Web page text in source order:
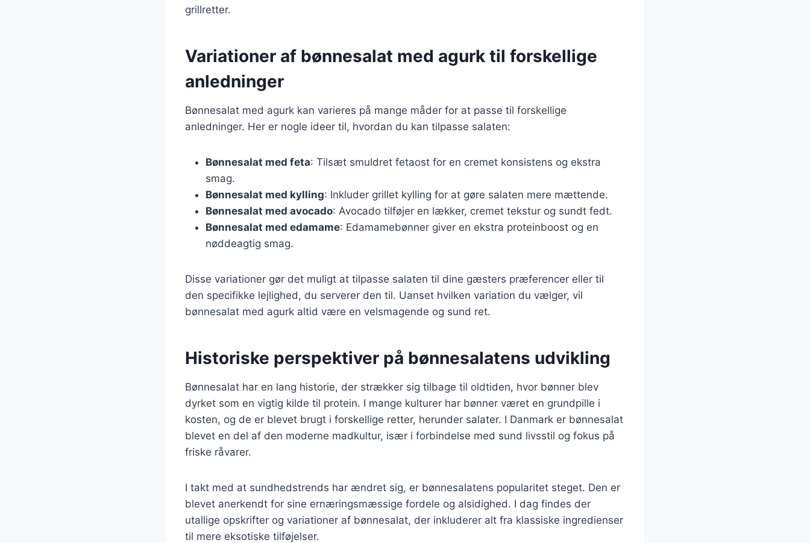
grillretter.
Variationer af bønnesalat med agurk til forskellige
anledninger
Bønnesalat med agurk kan varieres på mange måder for at passe til forskellige
anledninger. Her er nogle ideer til, hvordan du kan tilpasse salaten:
Bønnesalat med feta: Tilsæt smuldret fetaost for en cremet konsistens og ekstra
smag.
Bønnesalat med kylling: Inkluder grillet kylling for at gøre salaten mere mættende.
Bønnesalat med avocado: Avocado tilføjer en lækker, cremet tekstur og sundt fedt.
Bønnesalat med edamame: Edamamebønner giver en ekstra proteinboost og en
nøddeagtig smag.
Disse variationer gør det muligt at tilpasse salaten til dine gæsters præferencer eller til
den specifikke lejlighed, du serverer den til. Uanset hvilken variation du vælger, vil
bønnesalat med agurk altid være en velsmagende og sund ret.
Historiske perspektiver på bønnesalatens udvikling
Bønnesalat har en lang historie, der strækker sig tilbage til oldtiden, hvor bønner blev
dyrket som en vigtig kilde til protein. I mange kulturer har bønner været en grundpille i
kosten, og de er blevet brugt i forskellige retter, herunder salater. I Danmark er bønnesalat
blevet en del af den moderne madkultur, især i forbindelse med sund livsstil og fokus på
friske råvarer.
I takt med at sundhedstrends har ændret sig, er bønnesalatens popularitet steget. Den er
blevet anerkendt for sine ernæringsmæssige fordele og alsidighed. I dag findes der
utallige opskrifter og variationer af bønnesalat, der inkluderer alt fra klassiske ingredienser
til mere eksotiske tilføjelser.